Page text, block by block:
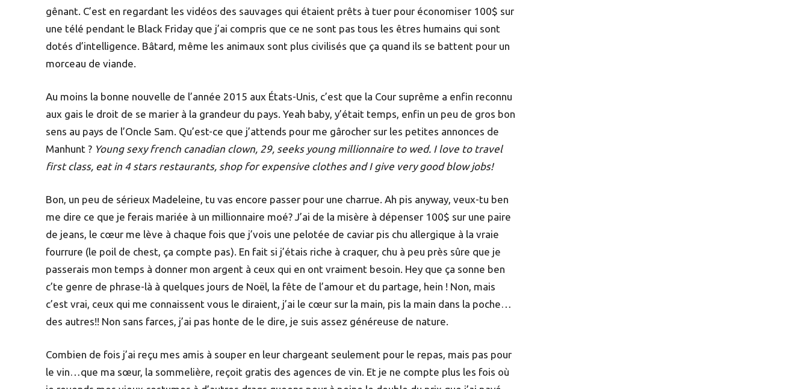
gênant. C’est en regardant les vidéos des sauvages qui étaient prêts à tuer pour économiser 100$ sur
une télé pendant le Black Friday que j’ai compris que ce ne sont pas tous les êtres humains qui sont
dotés d’intelligence. Bâtard, même les animaux sont plus civilisés que ça quand ils se battent pour un
morceau de viande.
Au moins la bonne nouvelle de l’année 2015 aux États-Unis, c’est que la Cour suprême a enfin reconnu
aux gais le droit de se marier à la grandeur du pays. Yeah baby, y’était temps, enfin un peu de gros bon
sens au pays de l’Oncle Sam. Qu’est-ce que j’attends pour me gârocher sur les petites annonces de
Manhunt ? Young sexy french canadian clown, 29, seeks young millionnaire to wed. I love to travel
first class, eat in 4 stars restaurants, shop for expensive clothes and I give very good blow jobs!
Bon, un peu de sérieux Madeleine, tu vas encore passer pour une charrue. Ah pis anyway, veux-tu ben
me dire ce que je ferais mariée à un millionnaire moé? J’ai de la misère à dépenser 100$ sur une paire
de jeans, le cœur me lève à chaque fois que j’vois une pelotée de caviar pis chu allergique à la vraie
fourrure (le poil de chest, ça compte pas). En fait si j’étais riche à craquer, chu à peu près sûre que je
passerais mon temps à donner mon argent à ceux qui en ont vraiment besoin. Hey que ça sonne ben
c’te genre de phrase-là à quelques jours de Noël, la fête de l’amour et du partage, hein ! Non, mais
c’est vrai, ceux qui me connaissent vous le diraient, j’ai le cœur sur la main, pis la main dans la poche…
des autres!! Non sans farces, j’ai pas honte de le dire, je suis assez généreuse de nature.
Combien de fois j’ai reçu mes amis à souper en leur chargeant seulement pour le repas, mais pas pour
le vin…que ma sœur, la sommelière, reçoit gratis des agences de vin. Et je ne compte plus les fois où